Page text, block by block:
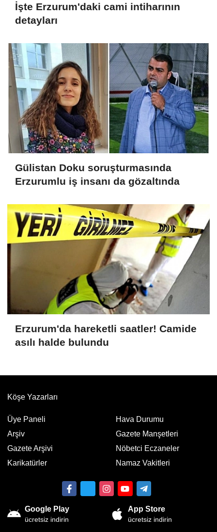
İşte Erzurum'daki cami intiharının
detayları
Gülistan Doku soruşturmasında
Erzurumlu iş insanı da gözaltında
Erzurum'da hareketli saatler! Camide
asılı halde bulundu
Köşe Yazarları
Üye Paneli
Arşiv
Gazete Arşivi
Karikatürler
Hava Durumu
Gazete Manşetleri
Nöbetci Eczaneler
Namaz Vakitleri
Google Play
ücretsiz indirin
App Store
ücretsiz indirin